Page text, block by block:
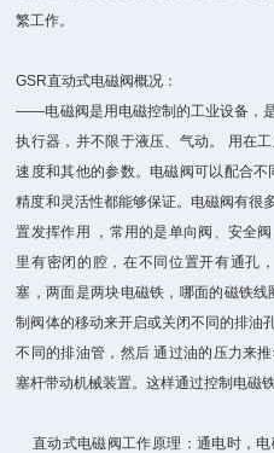
繁工作。
GSR直动式电磁阀概况：
——电磁阀是用电磁控制的工业设备，
执行器，并不限于液压、气动。 用在
速度和其他的参数。电磁阀可以配合
精度和灵活性都能够保证。电磁阀有很
置发挥作用 ，常用的是单向阀、安全
里有密闭的腔，在不同位置开有通孔
塞，两面是两块电磁铁，哪面的磁铁
制阀体的移动来开启或关闭不同的排油
不同的排油管，然后 通过油的压力来
塞杆带动机械装置。这样通过控制电磁
直动式电磁阀工作原理：通电时，